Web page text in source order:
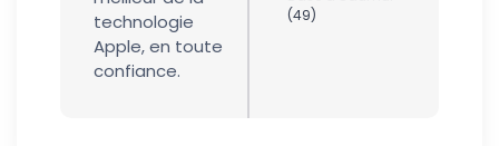
technologie
Apple, en toute
confiance.
(49)